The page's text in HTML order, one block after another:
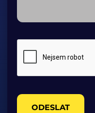
ODESLAT